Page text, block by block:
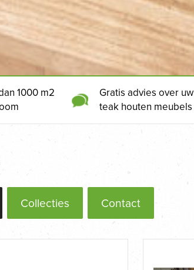
1000 m2
Gratis advies over uw
teak houten meubels
Collecties Contact